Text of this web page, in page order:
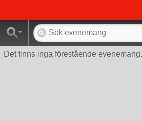
Det finns inga förestående evenemang.